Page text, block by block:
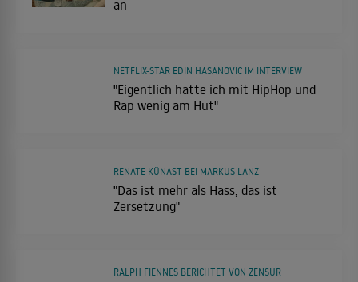
an
"Eigentlich hatte ich mit HipHop und
Rap wenig am Hut"
NETFLIX-STAR EDIN HASANOVIC IM INTERVIEW
"Das ist mehr als Hass, das ist
Zersetzung"
RENATE KÜNAST BEI MARKUS LANZ
RALPH FIENNES BERICHTET VON ZENSUR